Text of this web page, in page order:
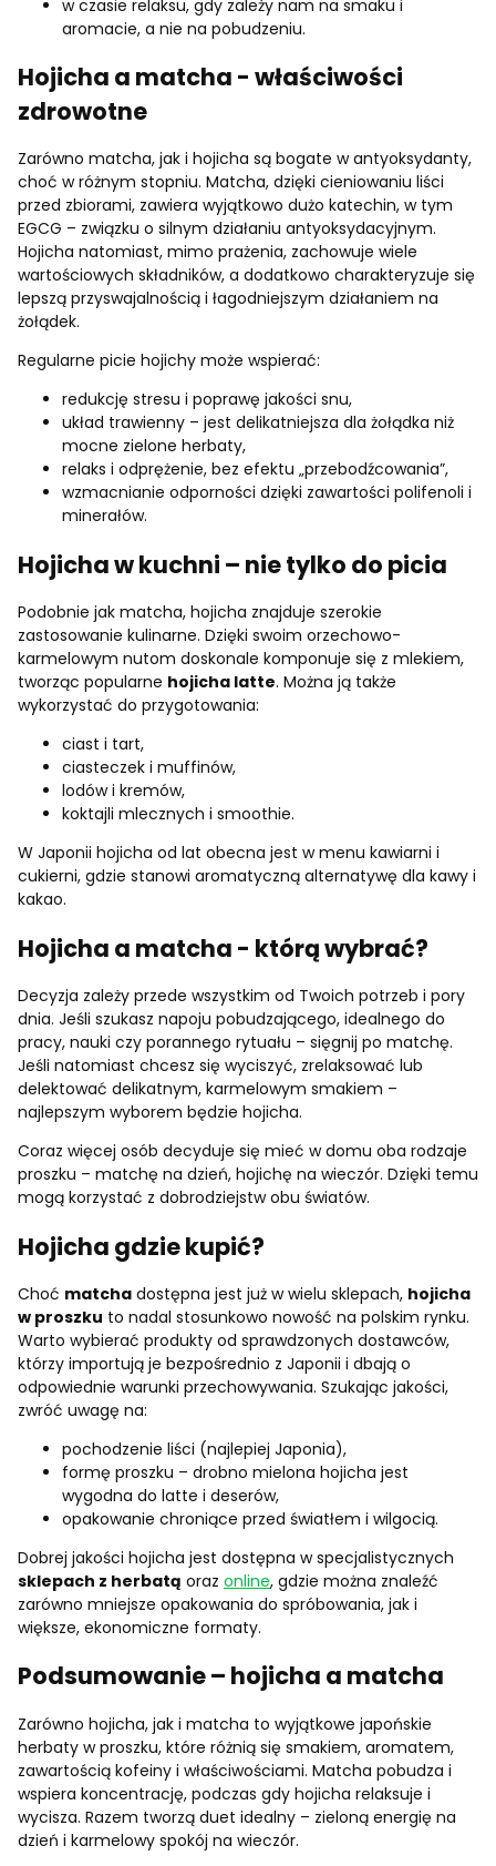
w czasie relaksu, gdy zależy nam na smaku i
aromacie, a nie na pobudzeniu.
Hojicha a matcha - właściwości
zdrowotne
Zarówno matcha, jak i hojicha są bogate w antyoksydanty,
choć w różnym stopniu. Matcha, dzięki cieniowaniu liści
przed zbiorami, zawiera wyjątkowo dużo katechin, w tym
EGCG – związku o silnym działaniu antyoksydacyjnym.
Hojicha natomiast, mimo prażenia, zachowuje wiele
wartościowych składników, a dodatkowo charakteryzuje się
lepszą przyswajalnością i łagodniejszym działaniem na
żołądek.
Regularne picie hojichy może wspierać:
redukcję stresu i poprawę jakości snu,
układ trawienny – jest delikatniejsza dla żołądka niż
mocne zielone herbaty,
relaks i odprężenie, bez efektu „przebodźcowania”,
wzmacnianie odporności dzięki zawartości polifenoli i
minerałów.
Hojicha w kuchni – nie tylko do picia
Podobnie jak matcha, hojicha znajduje szerokie
zastosowanie kulinarne. Dzięki swoim orzechowo-
karmelowym nutom doskonale komponuje się z mlekiem,
tworząc popularne hojicha latte. Można ją także
wykorzystać do przygotowania:
ciast i tart,
ciasteczek i muffinów,
lodów i kremów,
koktajli mlecznych i smoothie.
W Japonii hojicha od lat obecna jest w menu kawiarni i
cukierni, gdzie stanowi aromatyczną alternatywę dla kawy i
kakao.
Hojicha a matcha - którą wybrać?
Decyzja zależy przede wszystkim od Twoich potrzeb i pory
dnia. Jeśli szukasz napoju pobudzającego, idealnego do
pracy, nauki czy porannego rytuału – sięgnij po matchę.
Jeśli natomiast chcesz się wyciszyć, zrelaksować lub
delektować delikatnym, karmelowym smakiem –
najlepszym wyborem będzie hojicha.
Coraz więcej osób decyduje się mieć w domu oba rodzaje
proszku – matchę na dzień, hojichę na wieczór. Dzięki temu
mogą korzystać z dobrodziejstw obu światów.
Hojicha gdzie kupić?
Choć matcha dostępna jest już w wielu sklepach, hojicha
w proszku to nadal stosunkowo nowość na polskim rynku.
Warto wybierać produkty od sprawdzonych dostawców,
którzy importują je bezpośrednio z Japonii i dbają o
odpowiednie warunki przechowywania. Szukając jakości,
zwróć uwagę na:
pochodzenie liści (najlepiej Japonia),
formę proszku – drobno mielona hojicha jest
wygodna do latte i deserów,
opakowanie chroniące przed światłem i wilgocią.
Dobrej jakości hojicha jest dostępna w specjalistycznych
sklepach z herbatą oraz online, gdzie można znaleźć
zarówno mniejsze opakowania do spróbowania, jak i
większe, ekonomiczne formaty.
Podsumowanie – hojicha a matcha
Zarówno hojicha, jak i matcha to wyjątkowe japońskie
herbaty w proszku, które różnią się smakiem, aromatem,
zawartością kofeiny i właściwościami. Matcha pobudza i
wspiera koncentrację, podczas gdy hojicha relaksuje i
wycisza. Razem tworzą duet idealny – zieloną energię na
dzień i karmelowy spokój na wieczór.